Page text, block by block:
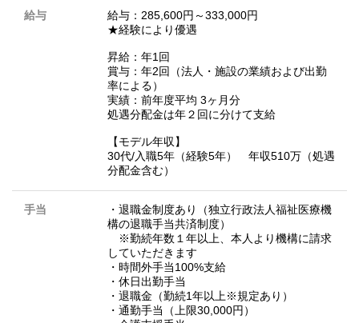
給与
給与：285,600円～333,000円
★経験により優遇
昇給：年1回
賞与：年2回（法人・施設の業績および出勤
率による）
実績：前年度平均 3ヶ月分
処遇分配金は年２回に分けて支給
【モデル年収】
30代/入職5年（経験5年） 年収510万（処遇
分配金含む）
手当
・退職金制度あり（独立行政法人福祉医療機
構の退職手当共済制度）
※勤続年数１年以上、本人より機構に請求
していただきます
・時間外手当100%支給
・休日出勤手当
・退職金（勤続1年以上※規定あり）
・通勤手当（上限30,000円）